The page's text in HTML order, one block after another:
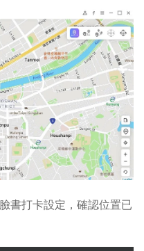
書打卡設定，確認位置已